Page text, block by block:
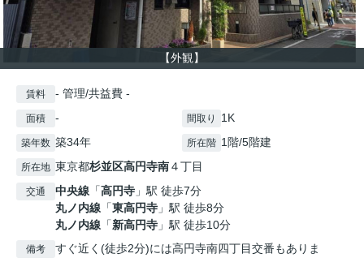
【外観】
賃料 - 管理/共益費 -
面積 - 間取り 1K
築年数 築34年 所在階 1階/5階建
所在地 東京都杉並区高円寺南４丁目
交通 中央線 「高円寺 」駅 徒歩7分
丸ノ内線 「東高円寺 」駅 徒歩8分
丸ノ内線 「新高円寺 」駅 徒歩10分
備考
すぐ近く(徒歩2分)には高円寺南四丁目交番もありま